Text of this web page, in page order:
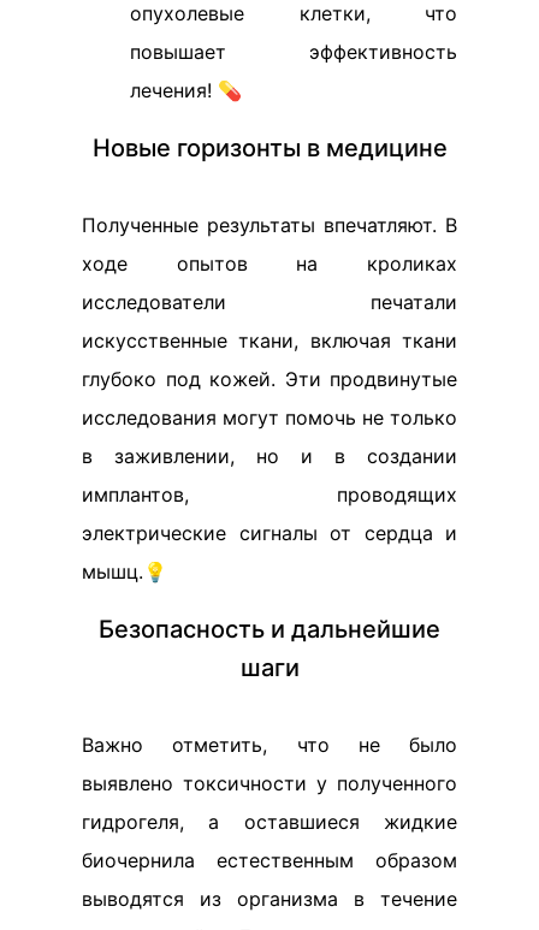
опухолевые клетки, что
повышает эффективность
лечения! 💊
Новые горизонты в медицине
Полученные результаты впечатляют. В
ходе опытов на кроликах
исследователи печатали
искусственные ткани, включая ткани
глубоко под кожей. Эти продвинутые
исследования могут помочь не только
в заживлении, но и в создании
имплантов, проводящих
электрические сигналы от сердца и
мышц.💡
Безопасность и дальнейшие
шаги
Важно отметить, что не было
выявлено токсичности у полученного
гидрогеля, а оставшиеся жидкие
биочернила естественным образом
выводятся из организма в течение